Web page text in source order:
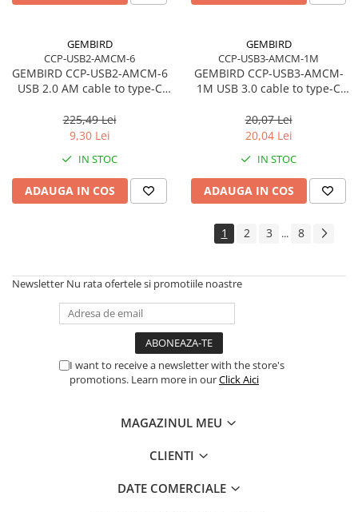
GEMBIRD
CCP-USB2-AMCM-6
GEMBIRD CCP-USB2-AMCM-6
USB 2.0 AM cable to type-C
225,49 Lei
9,30 Lei
IN STOC
ADAUGA IN COS
GEMBIRD
CCP-USB3-AMCM-1M
GEMBIRD CCP-USB3-AMCM-
1M USB 3.0 cable to type-C
20,07 Lei
20,04 Lei
IN STOC
ADAUGA IN COS
1 2 3 ... 8
Newsletter Nu rata ofertele si promotiile noastre
I want to receive a newsletter with the store's
promotions. Learn more in ourClick Aici
MAGAZINUL MEU
CLIENTI
DATE COMERCIALE